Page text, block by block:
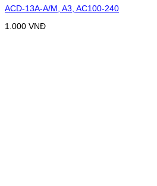
ACD-13A-A/M, A3, AC100-240
1.000 VNĐ